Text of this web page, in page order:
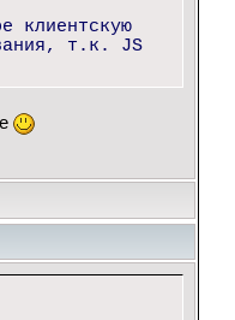
клиентскую
т.к. JS